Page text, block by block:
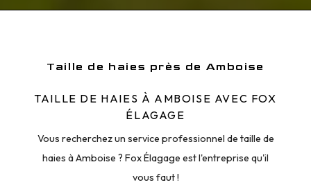
Taille de haies près de Amboise
TAILLE DE HAIES À AMBOISE AVEC FOX
ÉLAGAGE
Vous recherchez un service professionnel de taille de
haies à Amboise ? Fox Élagage est l'entreprise qu'il
vous faut !